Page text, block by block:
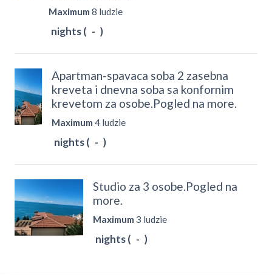
Maximum 8 ludzie
nights ( - )
Apartman-spavaca soba 2 zasebna
kreveta i dnevna soba sa konfornim
krevetom za osobe.Pogled na more.
Maximum 4 ludzie
nights ( - )
Studio za 3 osobe.Pogled na
more.
Maximum 3 ludzie
nights ( - )